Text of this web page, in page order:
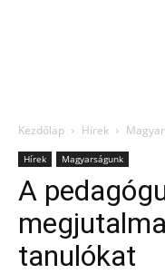
Kezdőlap Hírek
Hírek Magyarságunk
A
tanulókat